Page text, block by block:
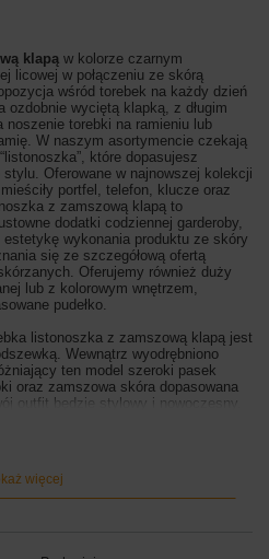
klapą w kolorze czarnym
licowej w połączeniu ze skórą
wśród torebek na każdy dzień
ozdobnie wyciętą klapką, z długim
noszenie torebki na ramieniu lub
W naszym asortymencie czekają
które dopasujesz
Oferowane w najnowszej kolekcji
portfel, telefon, klucze oraz
z zamszową klapą to
dodatki codziennej garderoby,
wykonania produktu ze skóry
się ze szczegółową ofertą
Oferujemy również duży
lub z kolorowym wnętrzem,
pudełko.
listonoszka z zamszową klapą jest
Wewnątrz wyodrębniono
ten model szeroki pasek
oraz zamszowa skóra dopasowana
outfit będzie stylowy i nowoczesny.
szerokość 21.5cm, szerokość
więcej